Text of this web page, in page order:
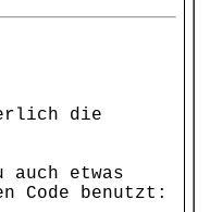
die
etwas
Code benutzt: